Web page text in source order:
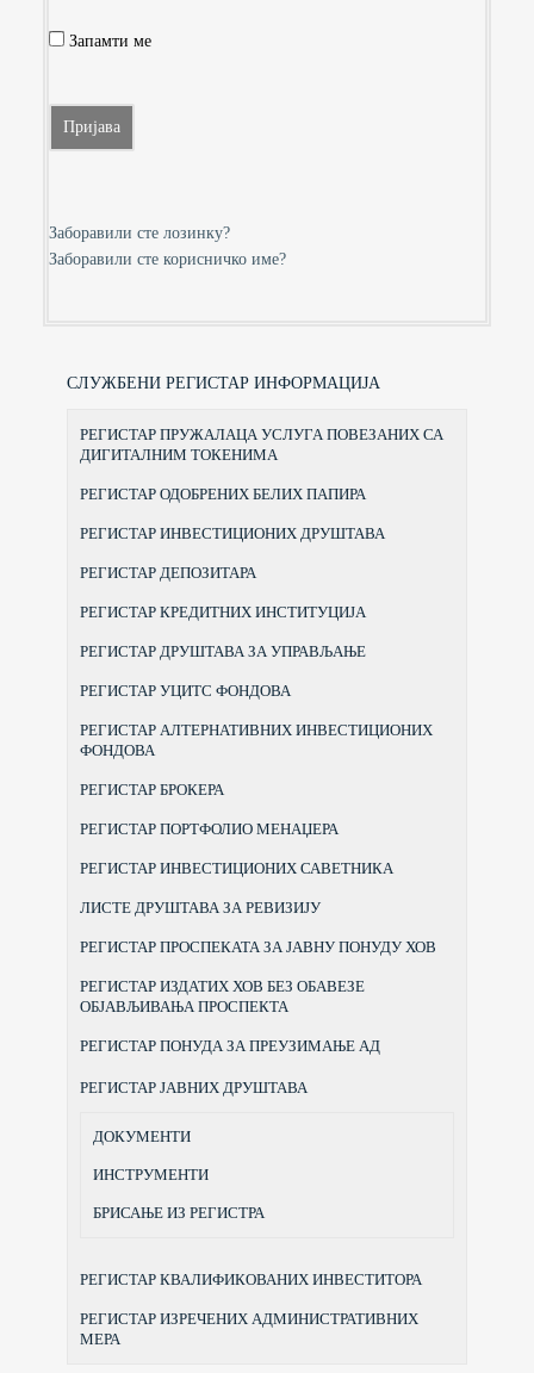
Запамти ме
Пријава
Заборавили сте лозинку?
Заборавили сте корисничко име?
СЛУЖБЕНИ РЕГИСТАР ИНФОРМАЦИЈА
РЕГИСТАР ПРУЖАЛАЦА УСЛУГА ПОВЕЗАНИХ СА
ДИГИТАЛНИМ ТОКЕНИМА
РЕГИСТАР ОДОБРЕНИХ БЕЛИХ ПАПИРА
РЕГИСТАР ИНВЕСТИЦИОНИХ ДРУШТАВА
РЕГИСТАР ДЕПОЗИТАРА
РЕГИСТАР КРЕДИТНИХ ИНСТИТУЦИЈА
РЕГИСТАР ДРУШТАВА ЗА УПРАВЉАЊЕ
РЕГИСТАР УЦИТС ФОНДОВА
РЕГИСТАР АЛТЕРНАТИВНИХ ИНВЕСТИЦИОНИХ
ФОНДОВА
РЕГИСТАР БРОКЕРА
РЕГИСТАР ПОРТФОЛИО МЕНАЏЕРА
РЕГИСТАР ИНВЕСТИЦИОНИХ САВЕТНИКА
ЛИСТЕ ДРУШТАВА ЗА РЕВИЗИЈУ
РЕГИСТАР ПРОСПЕКАТА ЗА ЈАВНУ ПОНУДУ ХОВ
РЕГИСТАР ИЗДАТИХ ХОВ БЕЗ ОБАВЕЗЕ
ОБЈАВЉИВАЊА ПРОСПЕКТА
РЕГИСТАР ПОНУДА ЗА ПРЕУЗИМАЊЕ АД
РЕГИСТАР ЈАВНИХ ДРУШТАВА
ДОКУМЕНТИ
ИНСТРУМЕНТИ
БРИСАЊЕ ИЗ РЕГИСТРА
РЕГИСТАР КВАЛИФИКОВАНИХ ИНВЕСТИТОРА
РЕГИСТАР ИЗРЕЧЕНИХ АДМИНИСТРАТИВНИХ
МЕРА